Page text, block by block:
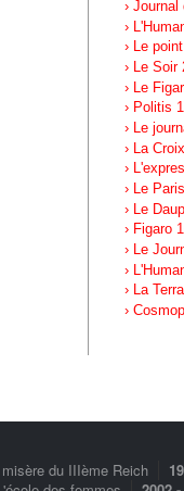
›
›
› Le
› Le Soir
› Le
› Politis
› Le
› La
›
› Le
› Le
› Figaro
› Le
›
› La
›
du IIIème Reich